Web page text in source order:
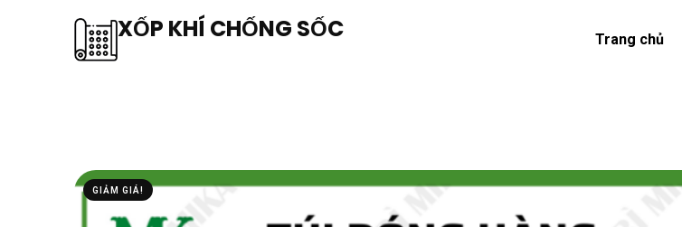
XỐP KHÍ CHỐNG SỐC Trang chủ
GIẢM GIÁ!